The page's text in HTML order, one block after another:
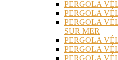
PERGOLA
PERGOLA
PERGOLA
SUR MER
PERGOLA
PERGOLA
PERGOLA